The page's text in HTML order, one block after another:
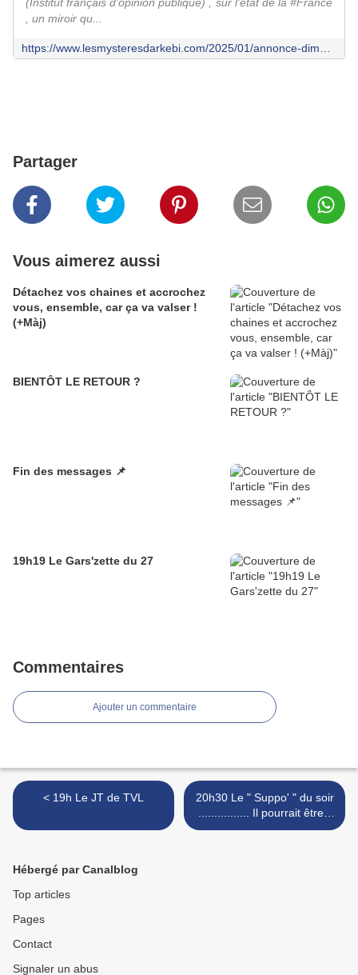
, un miroir qu...
Partager
Vous aimerez aussi
Détachez vos chaines et accrochez
vous, ensemble, car ça va valser !
(+Màj)
BIENTÔT LE RETOUR ?
Fin des messages 📌
19h19 Le Gars'zette du 27
Commentaires
Ajouter un commentaire
< 19h Le JT de TVL
20h30 Le " Suppo' " du soir
................ Il pourrait être "
6h " ! >
Hébergé par Canalblog
Top articles
Pages
Contact
Signaler un abus